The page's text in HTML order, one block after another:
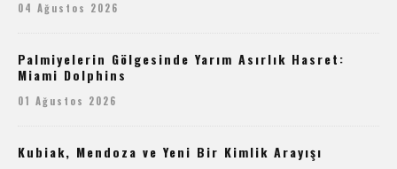
04 Ağustos 2026
Palmiyelerin Gölgesinde Yarım Asırlık Hasret:
Miami Dolphins
01 Ağustos 2026
Kubiak, Mendoza ve Yeni Bir Kimlik Arayışı